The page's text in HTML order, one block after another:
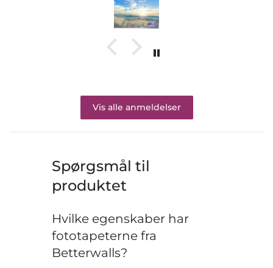
Vis alle anmeldelser
Spørgsmål til
produktet
Hvilke egenskaber har
fototapeterne fra
Betterwalls?